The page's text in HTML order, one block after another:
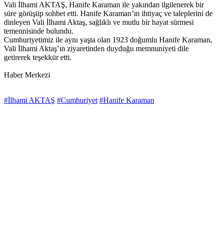
Vali İlhami AKTAŞ, Hanife Karaman ile yakından ilgilenerek bir
süre görüşüp sohbet etti. Hanife Karaman’ın ihtiyaç ve taleplerini de
dinleyen Vali İlhami Aktaş, sağlıklı ve mutlu bir hayat sürmesi
temennisinde bulundu.
Cumhuriyetimiz ile aynı yaşta olan 1923 doğumlu Hanife Karaman,
Vali İlhami Aktaş’ın ziyaretinden duyduğu memnuniyeti dile
getirerek teşekkür etti.
Haber Merkezi
#İlhami AKTAŞ #Cumhuriyet #Hanife Karaman